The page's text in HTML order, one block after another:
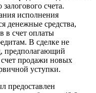
счета.
исполнения
денежные средства,
в счет оплаты
В сделке не
предполагающий
продажи новых
уступки.
предоставлен